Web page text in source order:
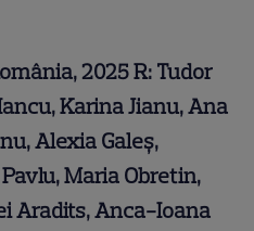
2025 R: Tudor
Karina Jianu, Ana
Alexia Galeș,
Maria Obretin,
Aradits, Anca-Ioana